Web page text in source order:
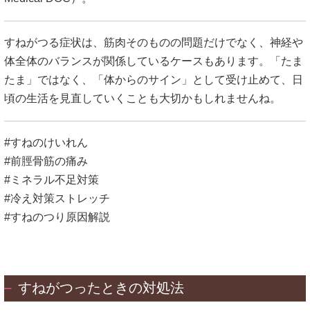
すねがつる症状は、筋肉そのものの問題だけでなく、神経や
体全体のバランスが関係しているケースもあります。「たま
たま」ではなく、「体からのサイン」として受け止めて、日
頃の生活を見直していくことも大切かもしれませんね。
#すねのけいれん
#前脛骨筋の痛み
#ミネラル不足対策
#冷え対策ストレッチ
#すねのつり原因解説
すねがつったときの対処法